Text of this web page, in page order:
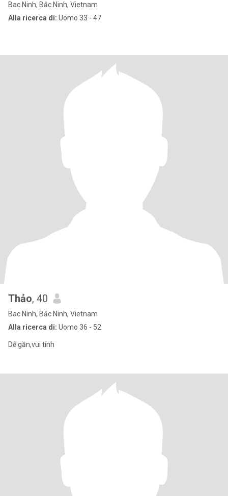
Bac Ninh, Bắc Ninh, Vietnam
Alla ricerca di: Uomo 33 - 47
Thảo, 40
Bac Ninh, Bắc Ninh, Vietnam
Alla ricerca di: Uomo 36 - 52
Dễ gần,vui tính